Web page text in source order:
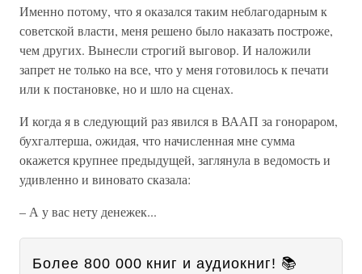
Именно потому, что я оказался таким неблагодарным к
советской власти, меня решено было наказать построже,
чем других. Вынесли строгий выговор. И наложили
запрет не только на все, что у меня готовилось к печати
или к постановке, но и шло на сценах.
И когда я в следующий раз явился в ВААП за гонораром,
бухгалтерша, ожидая, что начисленная мне сумма
окажется крупнее предыдущей, заглянула в ведомость и
удивленно и виновато сказала:
– А у вас нету денежек...
Более 800 000 книг и аудиокниг! 📚